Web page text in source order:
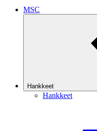
MSC
Hankkeet
Hankkeet